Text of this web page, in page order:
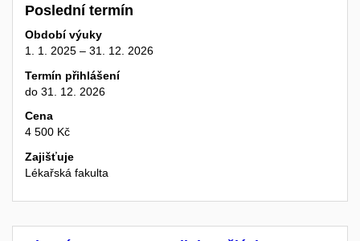
Poslední termín
Období výuky
1. 1. 2025 – 31. 12. 2026
Termín přihlášení
do 31. 12. 2026
Cena
4 500 Kč
Zajišťuje
Lékařská fakulta